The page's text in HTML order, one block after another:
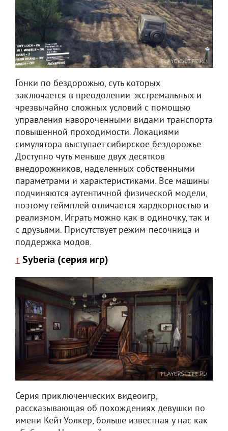
Гонки по бездорожью, суть которых
заключается в преодолении экстремальных и
чрезвычайно сложных условий с помощью
управления навороченными видами транспорта
повышенной проходимости. Локациями
симулятора выступает сибирское бездорожье.
Доступно чуть меньше двух десятков
внедорожников, наделенных собственными
параметрами и характеристиками. Все машины
подчиняются аутентичной физической модели,
поэтому геймплей отличается хардкорностью и
реализмом. Играть можно как в одиночку, так и
с друзьями. Присутствует режим-песочница и
поддержка модов.
↑ Syberia (серия игр)
Серия приключенческих видеоигр,
рассказывающая об похождениях девушки по
имени Кейт Уолкер, больше известная у нас как